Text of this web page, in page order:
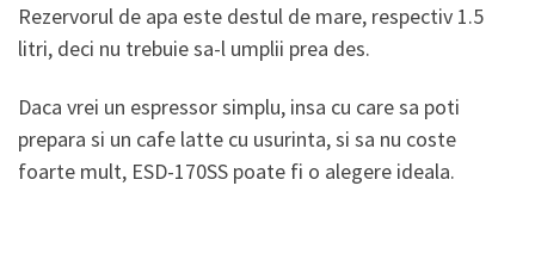
Rezervorul de apa este destul de mare, respectiv 1.5
litri, deci nu trebuie sa-l umplii prea des.
Daca vrei un espressor simplu, insa cu care sa poti
prepara si un cafe latte cu usurinta, si sa nu coste
foarte mult, ESD-170SS poate fi o alegere ideala.